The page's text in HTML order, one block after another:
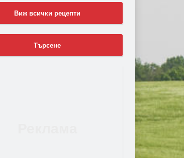
Виж всички рецепти
Търсене